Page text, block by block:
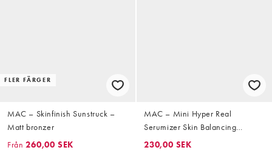
FLER FÄRGER
MAC – Skinfinish Sunstruck –
Matt bronzer
Från 260,00 SEK
MAC – Mini Hyper Real
Serumizer Skin Balancing
Hydration – Serum 15 ml
230,00 SEK